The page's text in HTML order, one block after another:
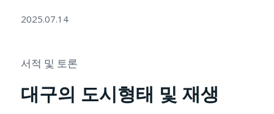
2025.07.14
서적 및 토론
대구의 도시형태 및 재생